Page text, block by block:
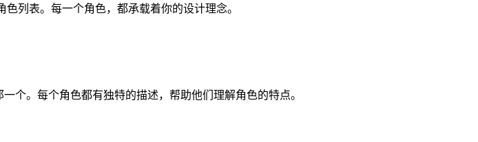
色列表。每一个角色，都承载着你的设计理念。
个。每个角色都有独特的描述，帮助他们理解角色的特点。